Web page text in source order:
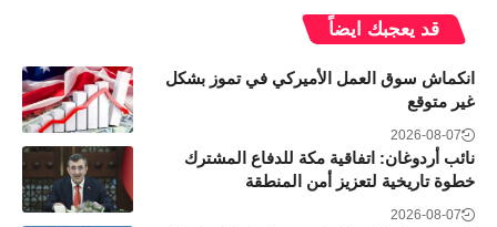
قد يعجبك ايضاً
انكماش سوق العمل الأميركي في تموز بشكل
غير متوقع
2026-08-07
نائب أردوغان: اتفاقية مكة للدفاع المشترك
خطوة تاريخية لتعزيز أمن المنطقة
2026-08-07